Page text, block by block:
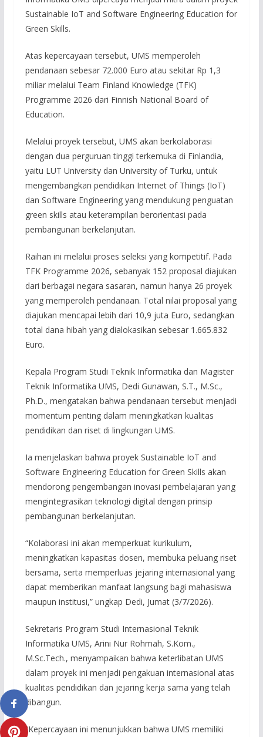
Sustainable IoT and Software Engineering Education for
Green Skills.
Atas kepercayaan tersebut, UMS memperoleh
pendanaan sebesar 72.000 Euro atau sekitar Rp 1,3
miliar melalui Team Finland Knowledge (TFK)
Programme 2026 dari Finnish National Board of
Education.
Melalui proyek tersebut, UMS akan berkolaborasi
dengan dua perguruan tinggi terkemuka di Finlandia,
yaitu LUT University dan University of Turku, untuk
mengembangkan pendidikan Internet of Things (IoT)
dan Software Engineering yang mendukung penguatan
green skills atau keterampilan berorientasi pada
pembangunan berkelanjutan.
Raihan ini melalui proses seleksi yang kompetitif. Pada
TFK Programme 2026, sebanyak 152 proposal diajukan
dari berbagai negara sasaran, namun hanya 26 proyek
yang memperoleh pendanaan. Total nilai proposal yang
diajukan mencapai lebih dari 10,9 juta Euro, sedangkan
total dana hibah yang dialokasikan sebesar 1.665.832
Euro.
Kepala Program Studi Teknik Informatika dan Magister
Teknik Informatika UMS, Dedi Gunawan, S.T., M.Sc.,
Ph.D., mengatakan bahwa pendanaan tersebut menjadi
momentum penting dalam meningkatkan kualitas
pendidikan dan riset di lingkungan UMS.
Ia menjelaskan bahwa proyek Sustainable IoT and
Software Engineering Education for Green Skills akan
mendorong pengembangan inovasi pembelajaran yang
mengintegrasikan teknologi digital dengan prinsip
pembangunan berkelanjutan.
“Kolaborasi ini akan memperkuat kurikulum,
meningkatkan kapasitas dosen, membuka peluang riset
bersama, serta memperluas jejaring internasional yang
dapat memberikan manfaat langsung bagi mahasiswa
maupun institusi,” ungkap Dedi, Jumat (3/7/2026).
Sekretaris Program Studi Internasional Teknik
Informatika UMS, Arini Nur Rohmah, S.Kom.,
M.Sc.Tech., menyampaikan bahwa keterlibatan UMS
dalam proyek ini menjadi pengakuan internasional atas
kualitas pendidikan dan jejaring kerja sama yang telah
dibangun.
“Kepercayaan ini menunjukkan bahwa UMS memiliki